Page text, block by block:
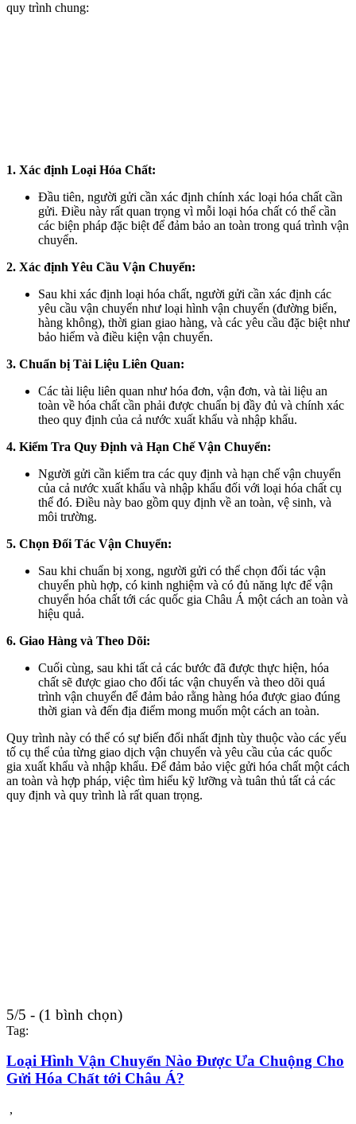
quy trình chung:
1. Xác định Loại Hóa Chất:
Đầu tiên, người gửi cần xác định chính xác loại hóa chất cần
gửi. Điều này rất quan trọng vì mỗi loại hóa chất có thể cần
các biện pháp đặc biệt để đảm bảo an toàn trong quá trình vận
chuyển.
2. Xác định Yêu Cầu Vận Chuyển:
Sau khi xác định loại hóa chất, người gửi cần xác định các
yêu cầu vận chuyển như loại hình vận chuyển (đường biển,
hàng không), thời gian giao hàng, và các yêu cầu đặc biệt như
bảo hiểm và điều kiện vận chuyển.
3. Chuẩn bị Tài Liệu Liên Quan:
Các tài liệu liên quan như hóa đơn, vận đơn, và tài liệu an
toàn về hóa chất cần phải được chuẩn bị đầy đủ và chính xác
theo quy định của cả nước xuất khẩu và nhập khẩu.
4. Kiểm Tra Quy Định và Hạn Chế Vận Chuyển:
Người gửi cần kiểm tra các quy định và hạn chế vận chuyển
của cả nước xuất khẩu và nhập khẩu đối với loại hóa chất cụ
thể đó. Điều này bao gồm quy định về an toàn, vệ sinh, và
môi trường.
5. Chọn Đối Tác Vận Chuyển:
Sau khi chuẩn bị xong, người gửi có thể chọn đối tác vận
chuyển phù hợp, có kinh nghiệm và có đủ năng lực để vận
chuyển hóa chất tới các quốc gia Châu Á một cách an toàn và
hiệu quả.
6. Giao Hàng và Theo Dõi:
Cuối cùng, sau khi tất cả các bước đã được thực hiện, hóa
chất sẽ được giao cho đối tác vận chuyển và theo dõi quá
trình vận chuyển để đảm bảo rằng hàng hóa được giao đúng
thời gian và đến địa điểm mong muốn một cách an toàn.
Quy trình này có thể có sự biến đổi nhất định tùy thuộc vào các yếu
tố cụ thể của từng giao dịch vận chuyển và yêu cầu của các quốc
gia xuất khẩu và nhập khẩu. Để đảm bảo việc gửi hóa chất một cách
an toàn và hợp pháp, việc tìm hiểu kỹ lưỡng và tuân thủ tất cả các
quy định và quy trình là rất quan trọng.
5/5 - (1 bình chọn)
Tag:
Loại Hình Vận Chuyển Nào Được Ưa Chuộng Cho
Gửi Hóa Chất tới Châu Á?
,